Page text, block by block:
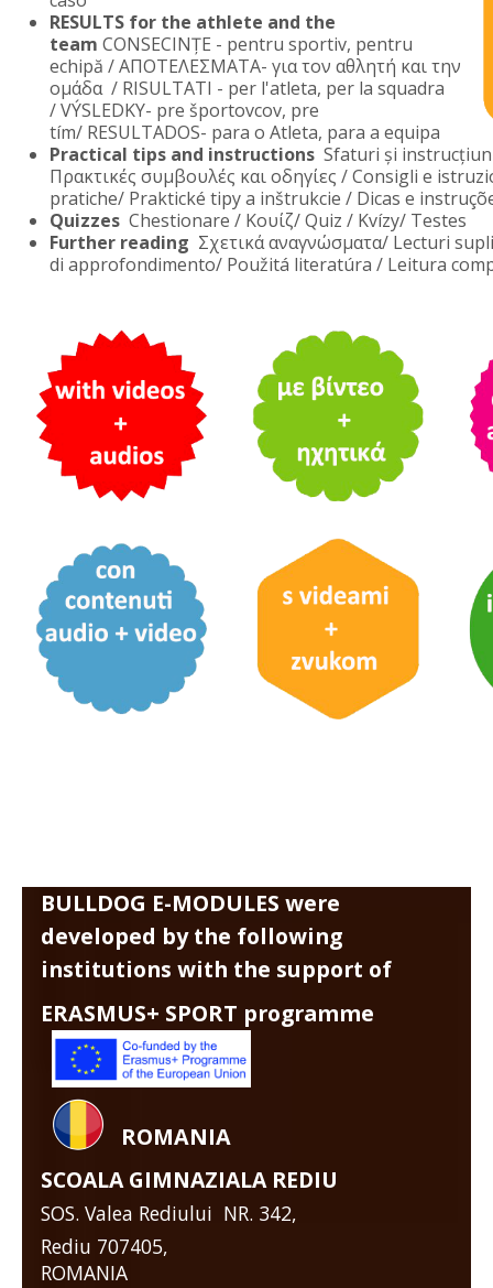
RESULTS for the athlete and the
team CONSECINȚE - pentru sportiv, pentru
echipă / ΑΠΟΤΕΛΕΣΜΑΤΑ- για τον αθλητή και την
ομάδα / RISULTATI - per l'atleta, per la squadra
/VÝSLEDKY- pre športovcov, pre
tím/ RESULTADOS- para o Atleta, para a equipa
Practical tips and instructions Sfaturi și
Πρακτικές συμβουλές και οδηγίες /Consigli e
pratiche/ Praktické tipy a inštrukcie / Dicas e
Quizzes Chestionare / Κουίζ/ Quiz / Kvízy/ Testes
Further reading Σχετικά αναγνώσματα/ Lecturi
di approfondimento/ Použitá literatúra / Leitura
BULLDOG E-MODULES were
developed by the following
institutions with the support of
ERASMUS+ SPORT programme
ROMANIA
SCOALA GIMNAZIALA REDIU
SOS. Valea Rediului NR. 342,
Rediu 707405,
ROMANIA